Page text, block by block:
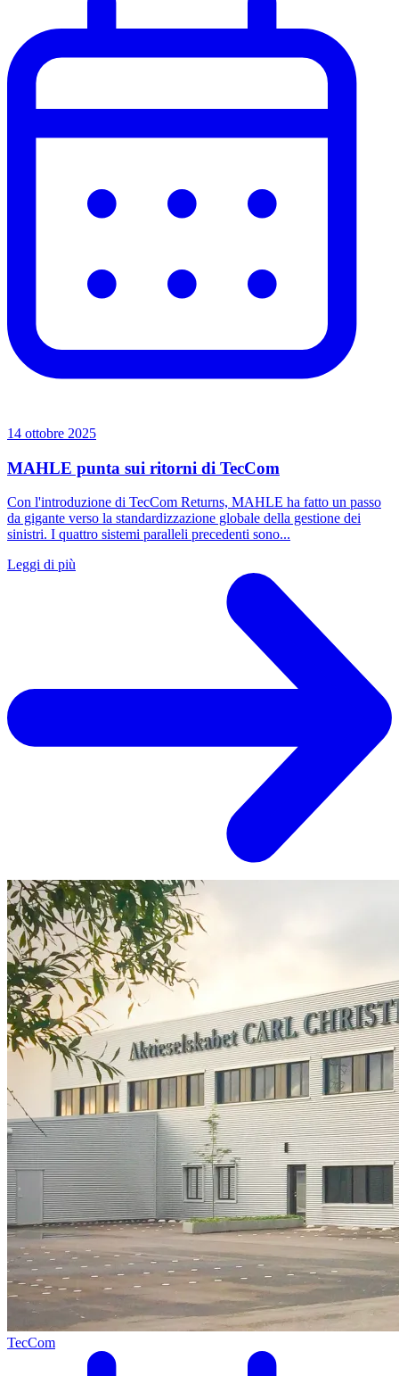
14 ottobre 2025
MAHLE punta sui ritorni di TecCom
Con l'introduzione di TecCom Returns, MAHLE ha fatto un passo
da gigante verso la standardizzazione globale della gestione dei
sinistri. I quattro sistemi paralleli precedenti sono...
Leggi di più
TecCom